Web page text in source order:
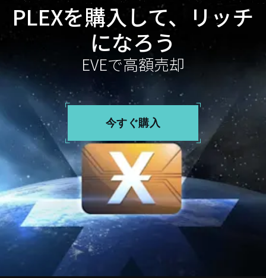
PLEXを購入して、リッチ
になろう
EVEで高額売却
今すぐ購入